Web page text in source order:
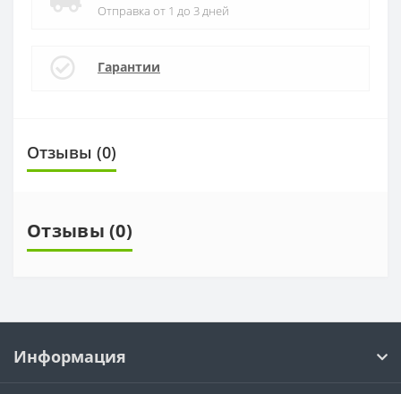
Отправка от 1 до 3 дней
Гарантии
Отзывы (0)
Отзывы (0)
Информация